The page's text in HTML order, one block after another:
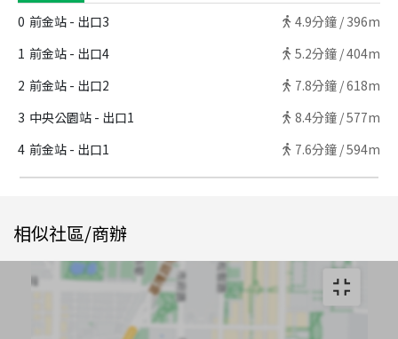
0 前金站 - 出口3 4.9分鐘 / 396m
1 前金站 - 出口4 5.2分鐘 /404m
2 前金站 - 出口2 7.8分鐘 /618m
3 中央公園站 - 出口1 8.4分鐘 /577m
4 前金站 - 出口1 7.6分鐘 /594m
相似社區/商辦